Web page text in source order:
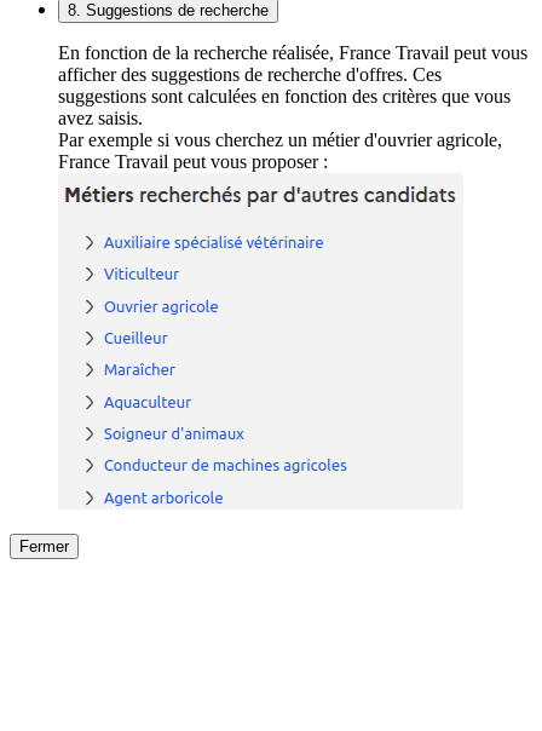
8. Suggestions de recherche
En fonction de la recherche réalisée, France Travail peut vous
afficher des suggestions de recherche d'offres. Ces
suggestions sont calculées en fonction des critères que vous
avez saisis.
Par exemple si vous cherchez un métier d'ouvrier agricole,
France Travail peut vous proposer :
Fermer